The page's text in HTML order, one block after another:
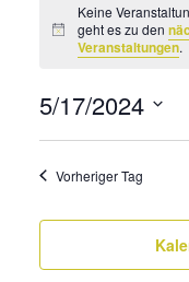
für
Mai
17,
2024
Hinweis
Keine
geht es zu den
Veranstaltungen.
5/17/2024
Vorheriger Tag